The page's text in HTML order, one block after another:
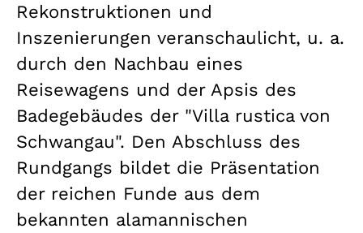
Rekonstruktionen und
Inszenierungen veranschaulicht, u. a.
durch den Nachbau eines
Reisewagens und der Apsis des
Badegebäudes der "Villa rustica von
Schwangau". Den Abschluss des
Rundgangs bildet die Präsentation
der reichen Funde aus dem
bekannten alamannischen